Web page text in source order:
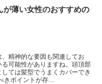
が薄い女性のおすすめの
精神的な要因も関連してお
可能性がありますね。頭頂部
ては髪型でうまくカバーでき
ポイントが存...